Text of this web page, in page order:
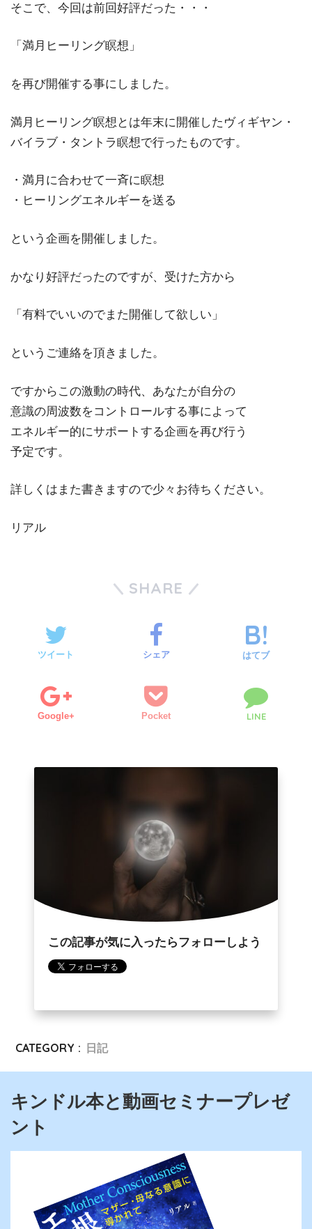
そこで、今回は前回好評だった・・・
「満月ヒーリング瞑想」
を再び開催する事にしました。
満月ヒーリング瞑想とは年末に開催したヴィギヤン・
バイラブ・タントラ瞑想で行ったものです。
・満月に合わせて一斉に瞑想
・ヒーリングエネルギーを送る
という企画を開催しました。
かなり好評だったのですが、受けた方から
「有料でいいのでまた開催して欲しい」
というご連絡を頂きました。
ですからこの激動の時代、あなたが自分の
意識の周波数をコントロールする事によって
エネルギー的にサポートする企画を再び行う
予定です。
詳しくはまた書きますので少々お待ちください。
リアル
SHARE
ツイート シェア はてブ
Google+ Pocket LINE
この記事が気に入ったらフォローしよう
CATEGORY : 日記
キンドル本と動画セミナープレゼ
ント